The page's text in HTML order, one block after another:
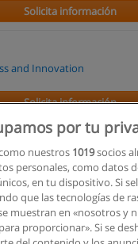
Solicita información
and Innovation
Solicita información
Internazionale
Solicita información
en
por tu
nuestros 1019socios
personales, como datos
en tu dispositivo. Si
que las tecnologías de
muestran en «nosotros y
proporcionar». Si se